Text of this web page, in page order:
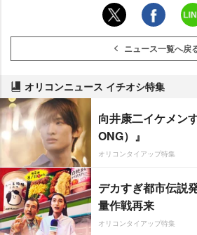
ニュース一覧へ戻
オリコンニュース イチオシ特集
向井康二イケメン
ONG）』
オリコンタイアップ特集
デカすぎ都市伝説
量作戦再来
オリコンタイアップ特集